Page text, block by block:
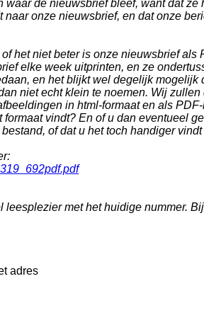
de nieuwsbrief bleef, want dat ze
onze nieuwsbrief, en dat onze
het niet beter is onze nieuwsbrief als
elke week uitprinten, en ze
en het blijkt wel degelijk mogelijk
niet echt klein te noemen. Wij
in html-formaat en als
vindt? En of u dan eventueel
of dat u het toch handiger
met het huidige nummer.
adres